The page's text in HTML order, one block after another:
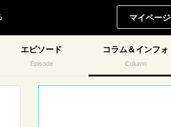
マイページ
エピソード
Episode
コラム＆インフォ
Column